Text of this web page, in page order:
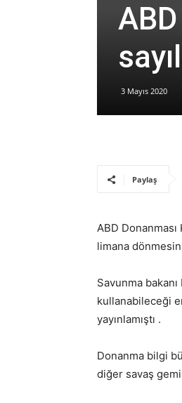
3 Mayıs 2020
Paylaş
ABD
limana
Savunma
kullanabileceği
yayınlamıştı .
Donanma bilgi
diğer savaş